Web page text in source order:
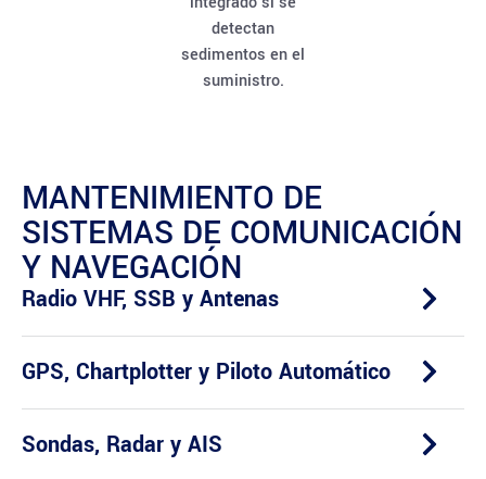
detectan
sedimentos en el
suministro.
MANTENIMIENTO DE
SISTEMAS DE COMUNICACIÓN
Y NAVEGACIÓN
Radio VHF, SSB y Antenas
GPS, Chartplotter y Piloto Automático
Sondas, Radar y AIS